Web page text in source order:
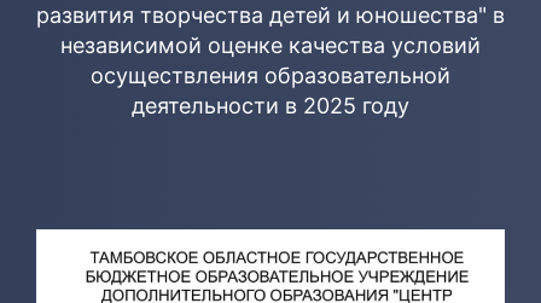
развития творчества детей и юношества" в
независимой оценке качества условий
осуществления образовательной
деятельности в 2025 году